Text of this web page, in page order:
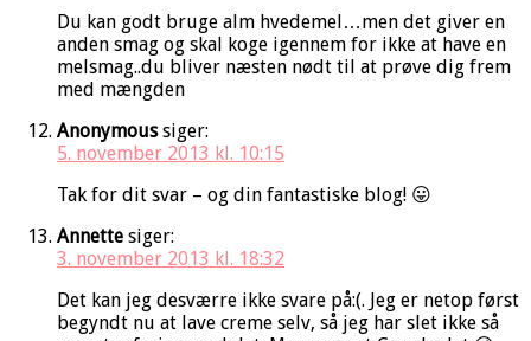
Du kan godt bruge alm hvedemel…men det giver en
anden smag og skal koge igennem for ikke at have en
melsmag..du bliver næsten nødt til at prøve dig frem
med mængden
Anonymous siger:
5. november 2013 kl. 10:15
Tak for dit svar – og din fantastiske blog! 😛
Annette siger:
3. november 2013 kl. 18:32
Det kan jeg desværre ikke svare på:(. Jeg er netop først
begyndt nu at lave creme selv, så jeg har slet ikke så